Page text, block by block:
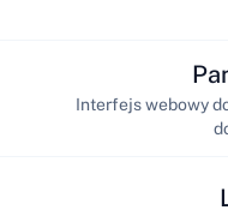
Interfejs webowy